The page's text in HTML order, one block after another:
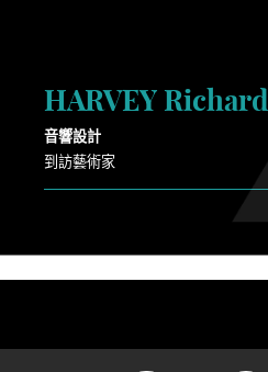
HARVEY Richard
音響設計
到訪藝術家